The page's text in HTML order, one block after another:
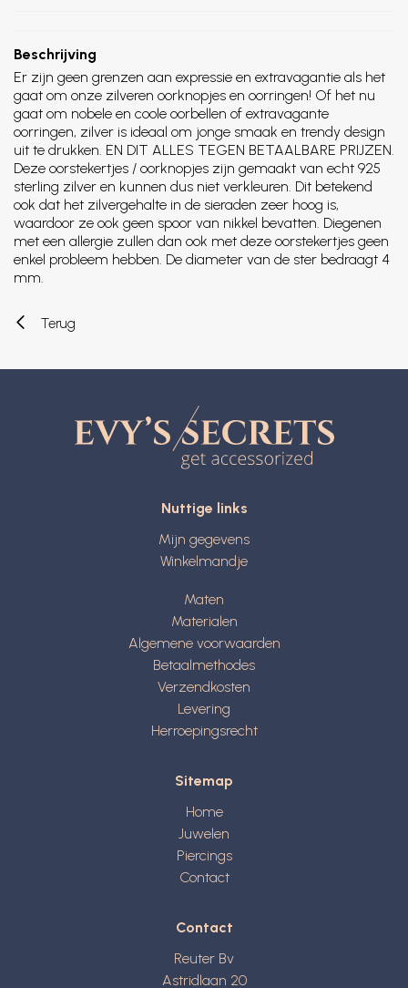
Beschrijving
Er zijn geen grenzen aan expressie en extravagantie als het
gaat om onze zilveren oorknopjes en oorringen! Of het nu
gaat om nobele en coole oorbellen of extravagante
oorringen, zilver is ideaal om jonge smaak en trendy design
uit te drukken. EN DIT ALLES TEGEN BETAALBARE PRIJZEN.
Deze oorstekertjes / oorknopjes zijn gemaakt van echt 925
sterling zilver en kunnen dus niet verkleuren. Dit betekend
ook dat het zilvergehalte in de sieraden zeer hoog is,
waardoor ze ook geen spoor van nikkel bevatten. Diegenen
met een allergie zullen dan ook met deze oorstekertjes geen
enkel probleem hebben. De diameter van de ster bedraagt 4
mm.
Terug
Nuttige links
Mijn gegevens
Winkelmandje
Maten
Materialen
Algemene voorwaarden
Betaalmethodes
Verzendkosten
Levering
Herroepingsrecht
Sitemap
Home
Juwelen
Piercings
Contact
Contact
Reuter Bv
Astridlaan 20